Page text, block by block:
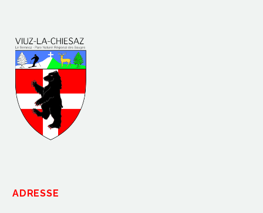
ADRESSE